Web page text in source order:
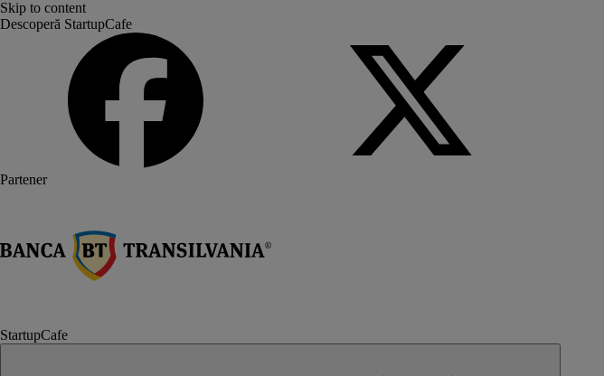
Skip to content
Descoperă StartupCafe
Partener
StartupCafe